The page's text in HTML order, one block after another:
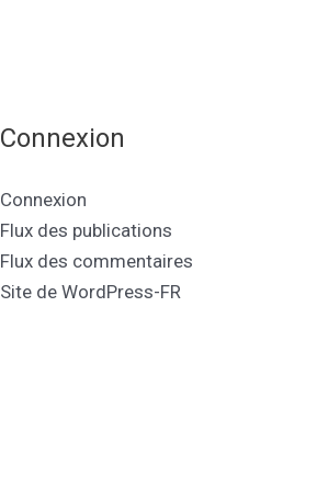
Connexion
Connexion
Flux des publications
Flux des commentaires
Site de WordPress-FR